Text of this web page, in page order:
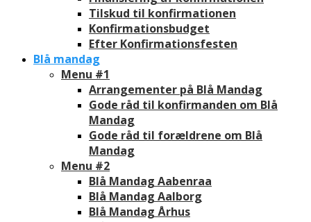
Tilskud til konfirmationen
Konfirmationsbudget
Efter Konfirmationsfesten
Blå mandag
Menu #1
Arrangementer på Blå Mandag
Gode råd til konfirmanden om Blå
Mandag
Gode råd til forældrene om Blå
Mandag
Menu #2
Blå Mandag Aabenraa
Blå Mandag Aalborg
Blå Mandag Århus